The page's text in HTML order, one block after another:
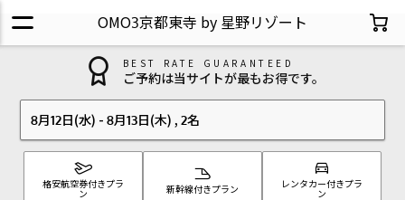
OMO3京都東寺 by 星野リゾート
BEST RATE GUARANTEED
ご予約は当サイトが最もお得です。
8月12日(水) - 8月13日(木) , 2名
格安航空券付きプラ
ン
新幹線付きプラン
レンタカー付きプラ
ン